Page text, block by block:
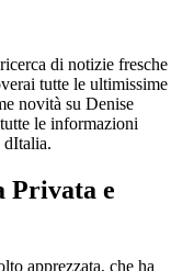
di notizie fresche
tutte le ultimissime
novità su Denise
le informazioni
dItalia.
Privata e
apprezzata, che ha